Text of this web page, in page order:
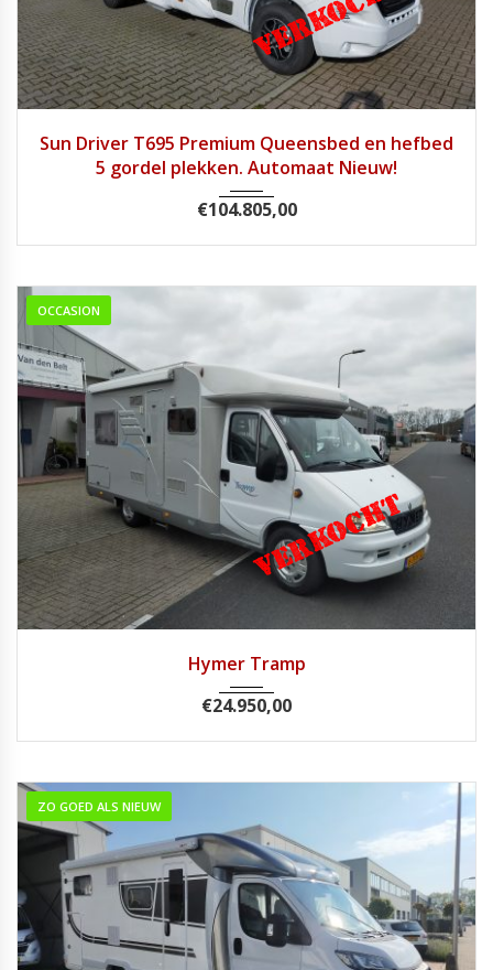
Sun Driver T695 Premium Queensbed en hefbed
5 gordel plekken. Automaat Nieuw!
€104.805,00
OCCASION
Hymer Tramp
€24.950,00
ZO GOED ALS NIEUW